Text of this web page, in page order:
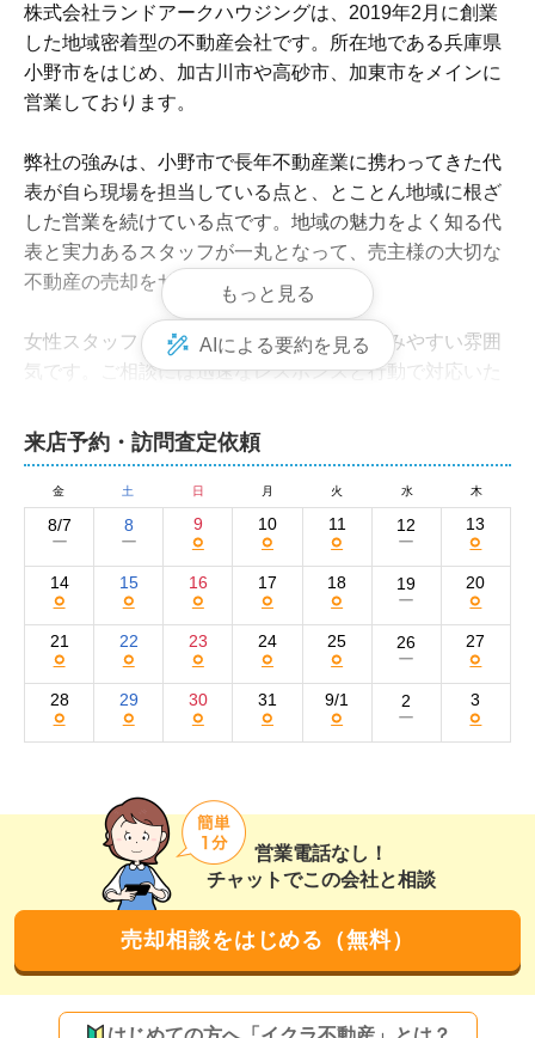
営業電話なし！
チャットでこの会社と相談
売却相談をはじめる（無料）
来店予約・訪問査定依頼
金 土 日 月 火 水 木
8/7
ー
8
ー
9
○
10
○
11
○
12
ー
13
○
14
○
15
○
16
○
17
○
18
○
19
ー
20
○
21
○
22
○
23
○
24
○
25
○
26
ー
27
○
28
○
29
○
30
○
31
○
9/1
○
2
ー
3
○
株式会社ランドアークハウジングは、2019年2月に創業
した地域密着型の不動産会社です。所在地である兵庫県
小野市をはじめ、加古川市や高砂市、加東市をメインに
営業しております。
弊社の強みは、小野市で長年不動産業に携わってきた代
表が自ら現場を担当している点と、とことん地域に根ざ
した営業を続けている点です。地域の魅力をよく知る代
表と実力あるスタッフが一丸となって、売主様の大切な
不動産の売却をサポートいたします。
女性スタッフも在籍しており、店内は親しみやすい雰囲
気です。ご相談には迅速なレスポンスと行動で対応いた
ご連絡ください。
株式会社ランドアークハウジングの集客方法と
売却活動の強み
弊社では、さまざまな媒体を使って買い手を集客してい
ます。物件情報は自社サイトと大手不動産ポータルサイ
トのSUUMOやHOME'Sに掲載。SNSのInstagramも積極
的に活用し、写真や文章だけでは伝わらない物件の魅力
を動画などで最大限にアピールしています。
そのほか、近隣の買い手に向けたチラシのポスティング
希望者の目を引くような工夫を欠かしません。
また、これまでお取引のあった方やお付き合いのある方
などから、新しい案件やお客様をご紹介いただくことが
多い点も、地域密着営業を続けている弊社の強みです。
買取やリースバックにも対応可能！どんな物件
も真摯に対応いたします
もっと見る
AIによる要約を見る